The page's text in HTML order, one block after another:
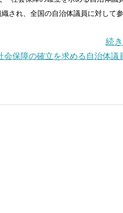
され、全国の自治体議員に対して
続
会保障の確立を求める自治体議